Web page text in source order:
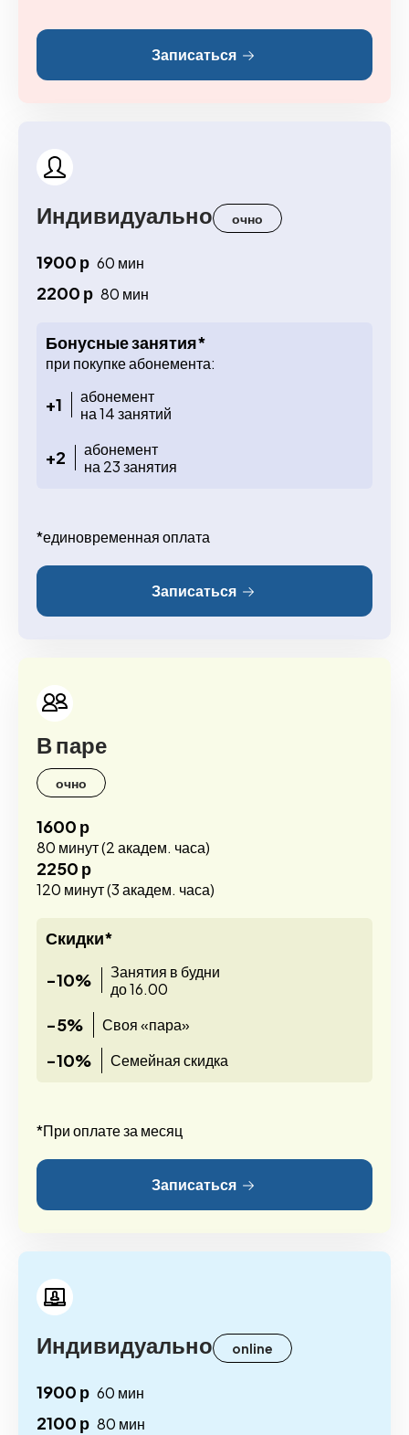
Записаться
Индивидуально очно
1900 р 60 мин
2200 р 80 мин
Бонусные занятия*
при покупке абонемента:
+1
абонемент
на 14 занятий
+2
абонемент
на 23 занятия
*единовременная оплата
Записаться
В паре
очно
1600 р
80 минут (2 академ. часа)
2250 р
120 минут (3 академ. часа)
Скидки*
-10%
Занятия в будни
до 16.00
-5% Своя «пара»
-10% Семейная скидка
*При оплате за месяц
Записаться
Индивидуально online
1900 р 60 мин
2100 р 80 мин